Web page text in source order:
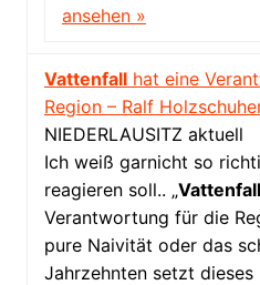
ansehen »
Vattenfallhat eine
Region – Ralf
NIEDERLAUSITZ aktuell
Ich weiß garnicht so
reagieren soll.. „Vattenfall
Verantwortung für die
pure Naivität oder das
Jahrzehnten setzt dieses